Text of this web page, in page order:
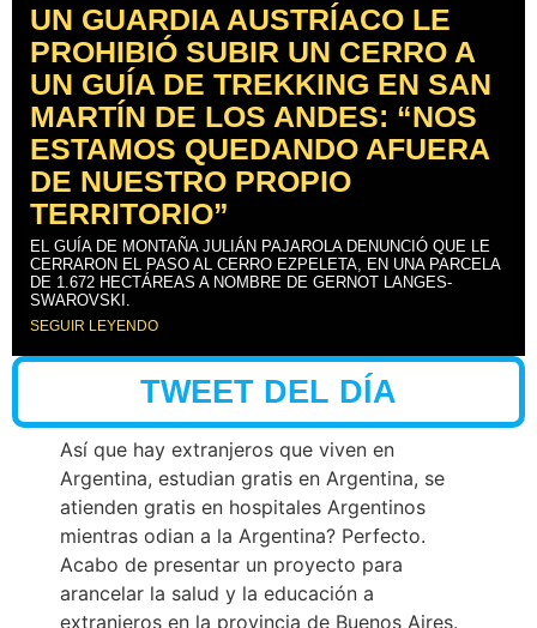
UN GUARDIA AUSTRÍACO LE
PROHIBIÓ SUBIR UN CERRO A
UN GUÍA DE TREKKING EN SAN
MARTÍN DE LOS ANDES: “NOS
ESTAMOS QUEDANDO AFUERA
DE NUESTRO PROPIO
TERRITORIO”
EL GUÍA DE MONTAÑA JULIÁN PAJAROLA DENUNCIÓ QUE LE
CERRARON EL PASO AL CERRO EZPELETA, EN UNA PARCELA
DE 1.672 HECTÁREAS A NOMBRE DE GERNOT LANGES-
SWAROVSKI.
SEGUIR LEYENDO
TWEET DEL DÍA
Así que hay extranjeros que viven en
Argentina, estudian gratis en Argentina, se
atienden gratis en hospitales Argentinos
mientras odian a la Argentina? Perfecto.
Acabo de presentar un proyecto para
arancelar la salud y la educación a
extranjeros en la provincia de Buenos Aires.